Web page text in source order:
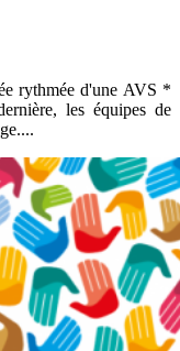
rythmée d'une AVS *
les équipes de